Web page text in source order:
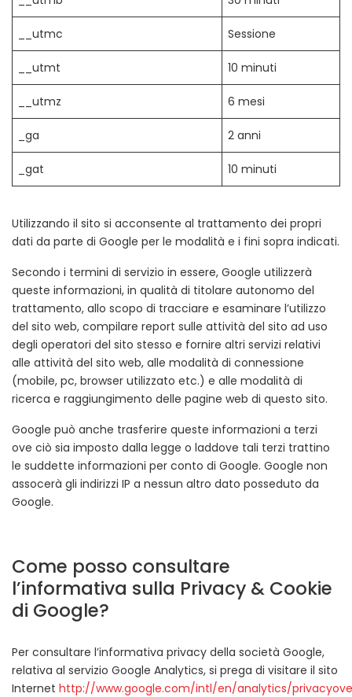
__utmc Sessione
__utmt 10 minuti
__utmz 6 mesi
_ga 2 anni
_gat 10 minuti
Utilizzando il sito si acconsente al trattamento dei propri
dati da parte di Google per le modalità e i fini sopra indicati.
Secondo i termini di servizio in essere, Google utilizzerà
queste informazioni, in qualità di titolare autonomo del
trattamento, allo scopo di tracciare e esaminare l’utilizzo
del sito web, compilare report sulle attività del sito ad uso
degli operatori del sito stesso e fornire altri servizi relativi
alle attività del sito web, alle modalità di connessione
(mobile, pc, browser utilizzato etc.) e alle modalità di
ricerca e raggiungimento delle pagine web di questo sito.
Google può anche trasferire queste informazioni a terzi
ove ciò sia imposto dalla legge o laddove tali terzi trattino
le suddette informazioni per conto di Google. Google non
assocerà gli indirizzi IP a nessun altro dato posseduto da
Google.
Come posso consultare
l’informativa sulla Privacy & Cookie
di Google?
Per consultare l’informativa privacy della società Google,
relativa al servizio Google Analytics, si prega di visitare il sito
Internet http://www.google.com/intl/en/analytics/